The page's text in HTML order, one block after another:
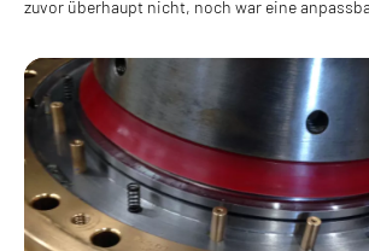
zuvor überhaupt nicht, noch war eine